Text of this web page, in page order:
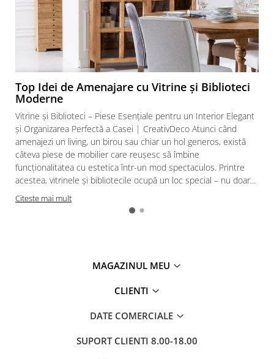
Top Idei de Amenajare cu Vitrine și Biblioteci
Moderne
Vitrine și Biblioteci – Piese Esențiale pentru un Interior Elegant
și Organizarea Perfectă a Casei | CreativDeco Atunci când
amenajezi un living, un birou sau chiar un hol generos, există
câteva piese de mobilier care reușesc să îmbine
funcționalitatea cu estetica într-un mod spectaculos. Printre
acestea, vitrinele și bibliotecile ocupă un loc special – nu doar...
Citeste mai mult
MAGAZINUL MEU
CLIENTI
DATE COMERCIALE
SUPORT CLIENTI 8.00-18.00